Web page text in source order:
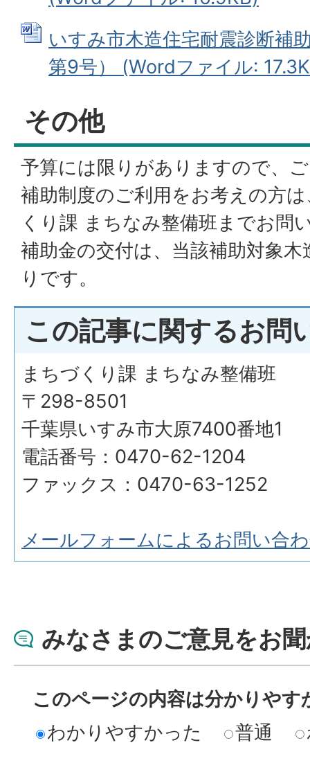
いすみ市木造住宅耐震診断補
第9号） (Wordファイル:
その他
予算には限りがありますので、
補助制度のご利用をお考えの方
くり課 まちなみ整備班までお問
補助金の交付は、当該補助対象
りです。
この記事に関するお問
まちづくり課 まちなみ整備班
〒298-8501
千葉県いすみ市大原7400番地1
電話番号：0470-62-1204
ファックス：0470-63-1252
メールフォームによるお問い合
みなさまのご意見をお
このページの内容は分かりやす
わかりやすかった
普通